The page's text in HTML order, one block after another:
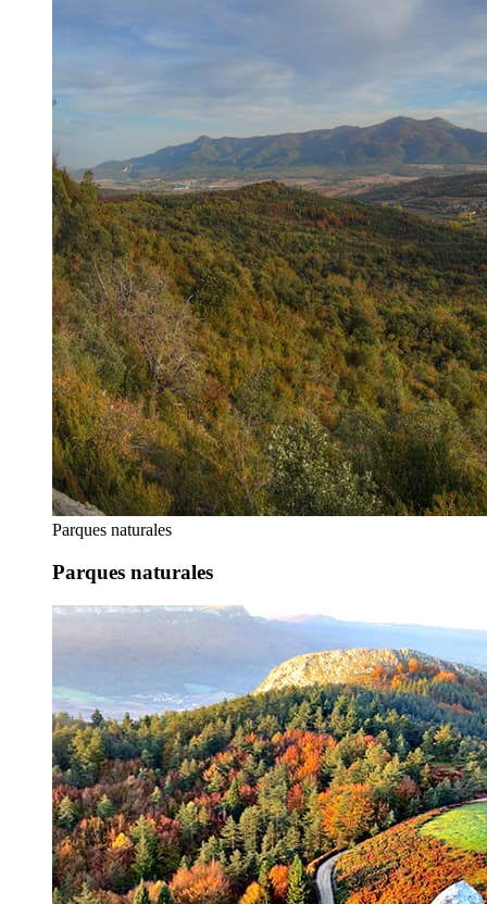
Parques naturales
Parques naturales